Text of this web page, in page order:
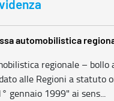
automobilistica
regionale – bollo
alle Regioni a statuto
gennaio 1999" ai sens...